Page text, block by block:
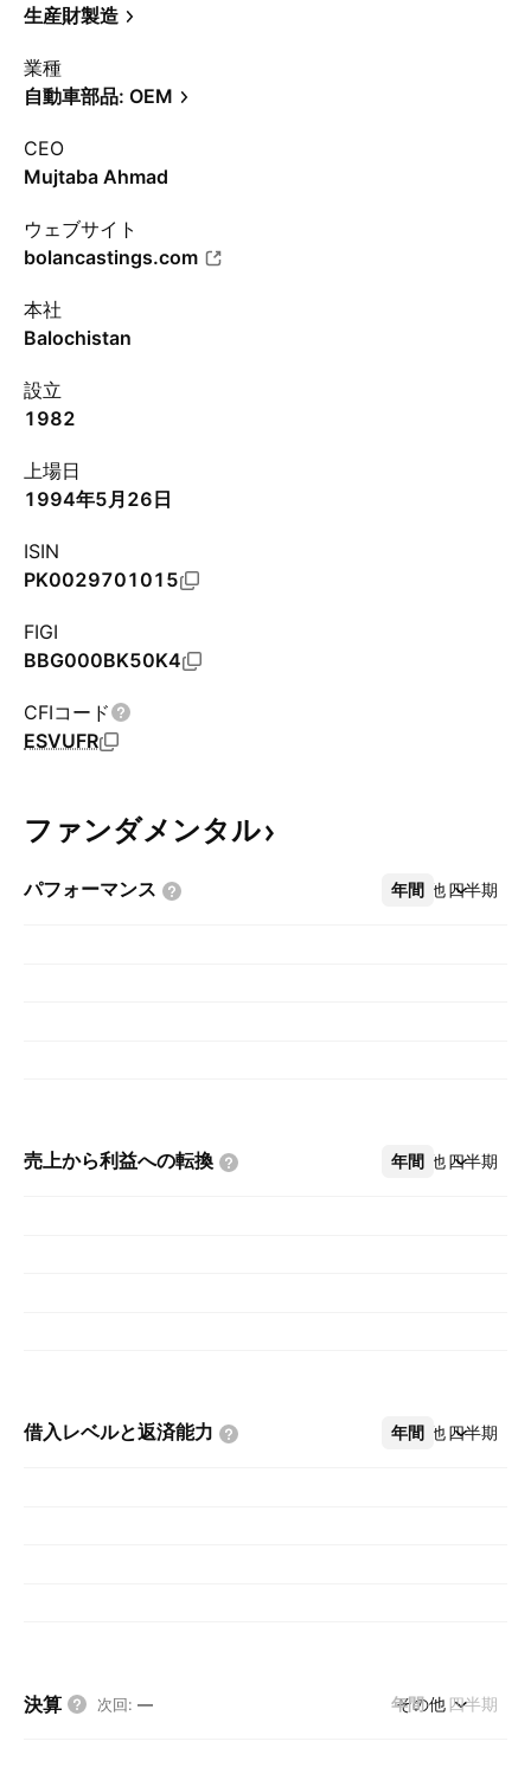
生産財製造
業種
自動車部品: OEM
CEO
Mujtaba Ahmad
ウェブサイト
bolancastings.com
本社
Balochistan
設立
1982
上場日
1994年5月26日
ISIN
PK0029701015
FIGI
BBG000BK50K4
CFIコード
ESVUFR
ファンダメンタル
パフォーマンス 年間 四半期
その他
売上から利益への転換 年間 四半期
その他
借入レベルと返済能力 年間 四半期
その他
決算 次回: — 年間 四半期
その他